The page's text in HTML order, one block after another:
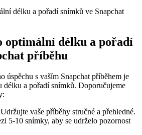
optimální délku a pořadí
příběhu
úspěchu s vaším Snapchat příběhem je
délku a pořadí snímků. Doporučujeme
Udržujte vaše příběhy stručné a přehledné.
5-10 snímky, aby se udrželo pozornost